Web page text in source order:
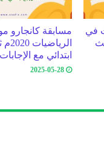
في
مسابقة كانجارو
ابتدائي مع الإجابات
2025-05-28